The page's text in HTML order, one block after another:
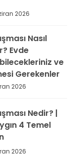
2026
Nasıl
Evde
ve
Gerekenler
2026
Nedir? |
4 Temel
2026